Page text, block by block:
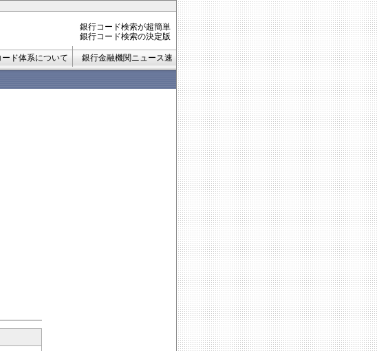
銀行コード検索が超簡単
銀行コード検索の決定版
ード体系について
銀行金融機関ニュース速